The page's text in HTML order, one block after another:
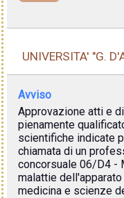
UNIVERSITA' "G.
Avviso
Approvazione atti e
pienamente
scientifiche indicate
chiamata di un
concorsuale 06/D4 -
malattie
medicina e scienze